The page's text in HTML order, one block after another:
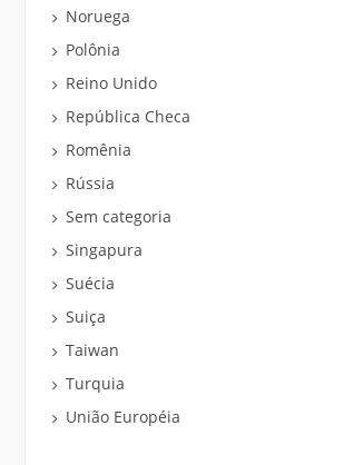
Noruega
Polônia
Reino Unido
República Checa
Romênia
Rússia
Sem categoria
Singapura
Suécia
Suiça
Taiwan
Turquia
União Européia